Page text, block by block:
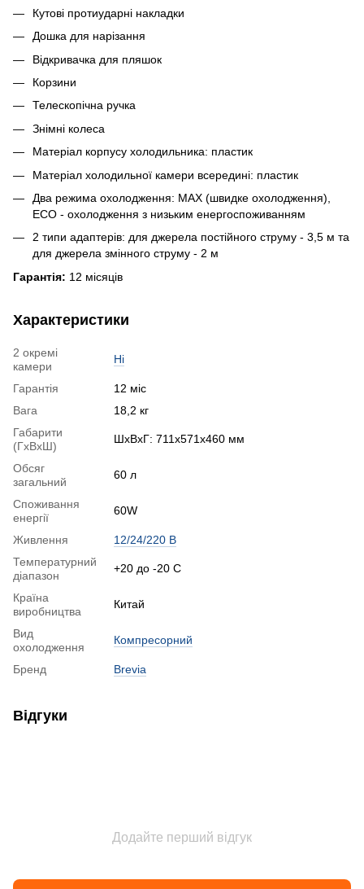
Кутові протиударні накладки
Дошка для нарізання
Відкривачка для пляшок
Корзини
Телескопічна ручка
Знімні колеса
Матеріал корпусу холодильника: пластик
Матеріал холодильної камери всередині: пластик
Два режима охолодження: MAX (швидке охолодження),
ECO - охолодження з низьким енергоспоживанням
2 типи адаптерів: для джерела постійного струму - 3,5 м та
для джерела змінного струму - 2 м
Гарантія: 12 місяців
Характеристики
2 окремі
камери
Ні
Гарантія
12 міс
Вага
18,2 кг
Габарити
(ГхВхШ)
ШхВхГ: 711x571x460 мм
Обсяг
загальний
60 л
Споживання
енергії
60W
Живлення
12/24/220 В
Температурний
діапазон
+20 до -20 С
Країна
виробництва
Китай
Вид
охолодження
Компресорний
Бренд Brevia
Відгуки
Додайте перший відгук